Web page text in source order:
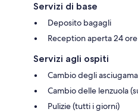
Servizi di base
Deposito bagagli
Reception aperta 24
Servizi agli ospiti
Cambio degli
Cambio delle lenzuola
Pulizie (tutti i giorni)